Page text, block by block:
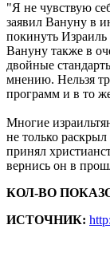
"Я не чувствую
заявил Вануну в
покинуть
Вануну также в
двойные
мнению. Нельзя
программ и в то
Многие
не только
принял
вернись он в
КОЛ-ВО
ИСТОЧНИК: